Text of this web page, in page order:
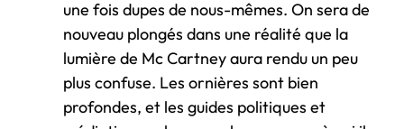
une fois dupes de nous-mêmes. On sera de
nouveau plongés dans une réalité que la
lumière de Mc Cartney aura rendu un peu
plus confuse. Les ornières sont bien
profondes, et les guides politiques et